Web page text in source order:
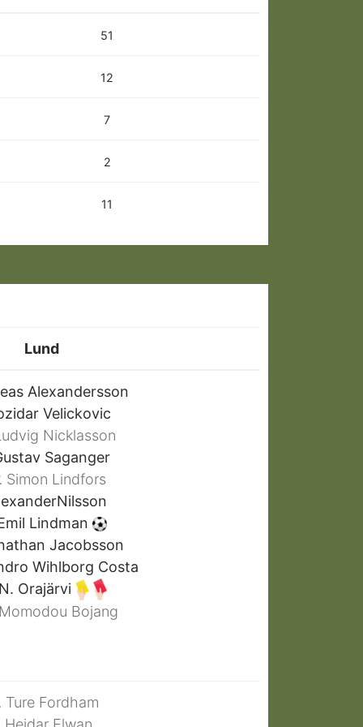
51
12
7
2
11
Lund
Alexandersson
Velickovic
Nicklasson
Saganger
Simon Lindfors
Lindman
Jacobsson
Wihlborg Costa
Orajärvi
Bojang
Ture Fordham